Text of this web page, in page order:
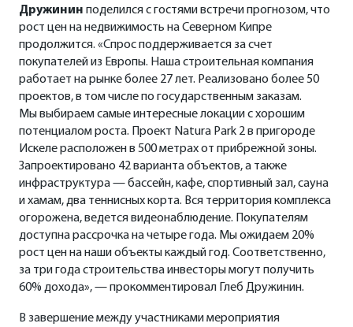
Дружинин поделился с гостями встречи прогнозом, что
рост цен на недвижимость на Северном Кипре
продолжится. «Спрос поддерживается за счет
покупателей из Европы. Наша строительная компания
работает на рынке более 27 лет. Реализовано более 50
проектов, в том числе по государственным заказам.
Мы выбираем самые интересные локации с хорошим
потенциалом роста. Проект Natura Park 2 в пригороде
Искеле расположен в 500 метрах от прибрежной зоны.
Запроектировано 42 варианта объектов, а также
инфраструктура — бассейн, кафе, спортивный зал, сауна
и хамам, два теннисных корта. Вся территория комплекса
огорожена, ведется видеонаблюдение. Покупателям
доступна рассрочка на четыре года. Мы ожидаем 20%
рост цен на наши объекты каждый год. Соответственно,
за три года строительства инвесторы могут получить
60% дохода», — прокомментировал Глеб Дружинин.
В завершение между участниками мероприятия